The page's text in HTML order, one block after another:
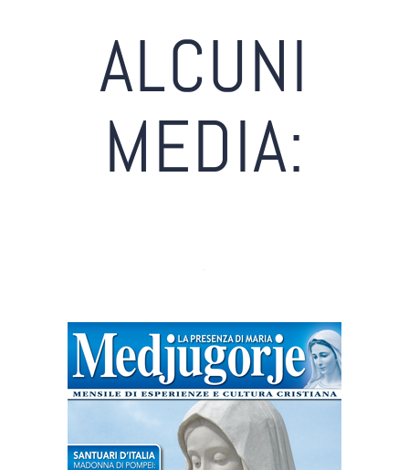
ALCUNI
MEDIA: